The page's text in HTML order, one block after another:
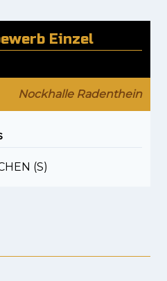
Einzel
Nockhalle Radenthein
(S)